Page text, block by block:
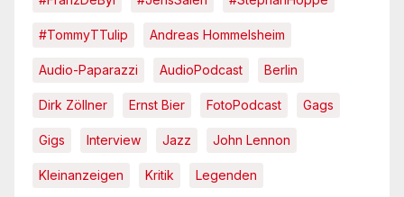
#TommyTTulip Andreas Hommelsheim
Audio-Paparazzi AudioPodcast Berlin
Dirk Zöllner Ernst Bier FotoPodcast Gags
Gigs Interview Jazz John Lennon
Kleinanzeigen Kritik Legenden